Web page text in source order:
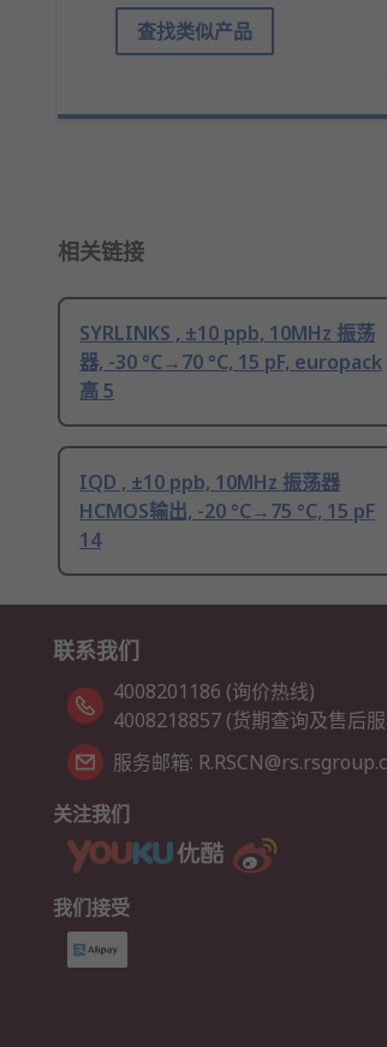
查找类似产品
相关链接
SYRLINKS , ±10 ppb, 10MHz 振荡
器, -30 °C→70 °C, 15 pF, europack
高 5
IQD , ±10 ppb, 10MHz 振荡器
HCMOS输出, -20 °C→75 °C, 15 pF
14
联系我们
4008201186 (询价热线)
4008218857 (货期查询及售后
服务邮箱:
关注我们
我们接受